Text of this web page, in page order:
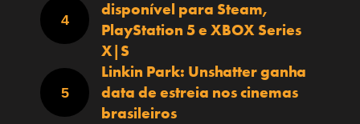
disponível para Steam,
PlayStation 5 e XBOX Series
X|S
Linkin Park: Unshatter ganha
data de estreia nos cinemas
brasileiros